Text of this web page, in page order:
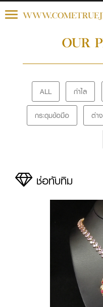
Toggle
OUR
ALL กำไล
กระดุมข้อมือ ต่า
ช่อทับทิม